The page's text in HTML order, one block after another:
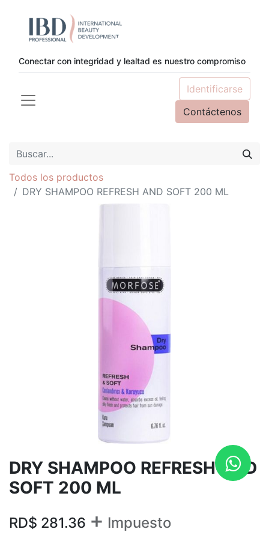
Conectar con integridad y lealtad es nuestro compromiso
Identificarse
Contáctenos
Todos los productos
DRY SHAMPOO REFRESH AND SOFT 200 ML
DRY SHAMPOO REFRESH AND
SOFT 200 ML
RD$ 281.36 + Impuesto